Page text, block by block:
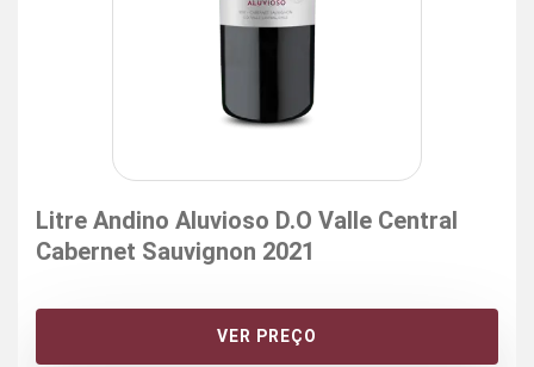
Litre Andino Aluvioso D.O Valle Central
Cabernet Sauvignon 2021
VER PREÇO